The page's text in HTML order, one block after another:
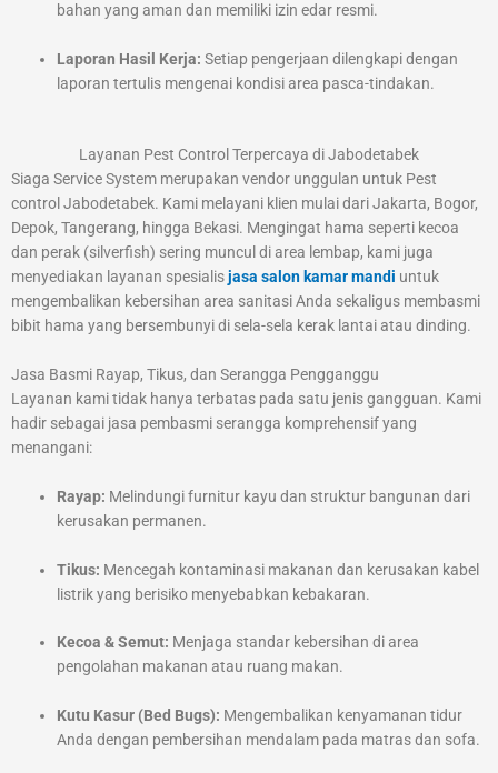
bahan yang aman dan memiliki izin edar resmi.
Laporan Hasil Kerja: Setiap pengerjaan dilengkapi dengan
laporan tertulis mengenai kondisi area pasca-tindakan.
Layanan Pest Control Terpercaya di Jabodetabek
Siaga Service System merupakan vendor unggulan untuk Pest
control Jabodetabek. Kami melayani klien mulai dari Jakarta, Bogor,
Depok, Tangerang, hingga Bekasi. Mengingat hama seperti kecoa
dan perak (silverfish) sering muncul di area lembap, kami juga
menyediakan layanan spesialisjasa salon kamar mandi untuk
mengembalikan kebersihan area sanitasi Anda sekaligus membasmi
bibit hama yang bersembunyi di sela-sela kerak lantai atau dinding.
Jasa Basmi Rayap, Tikus, dan Serangga Pengganggu
Layanan kami tidak hanya terbatas pada satu jenis gangguan. Kami
hadir sebagai jasa pembasmi serangga komprehensif yang
menangani:
Rayap: Melindungi furnitur kayu dan struktur bangunan dari
kerusakan permanen.
Tikus: Mencegah kontaminasi makanan dan kerusakan kabel
listrik yang berisiko menyebabkan kebakaran.
Kecoa & Semut: Menjaga standar kebersihan di area
pengolahan makanan atau ruang makan.
Kutu Kasur (Bed Bugs): Mengembalikan kenyamanan tidur
Anda dengan pembersihan mendalam pada matras dan sofa.